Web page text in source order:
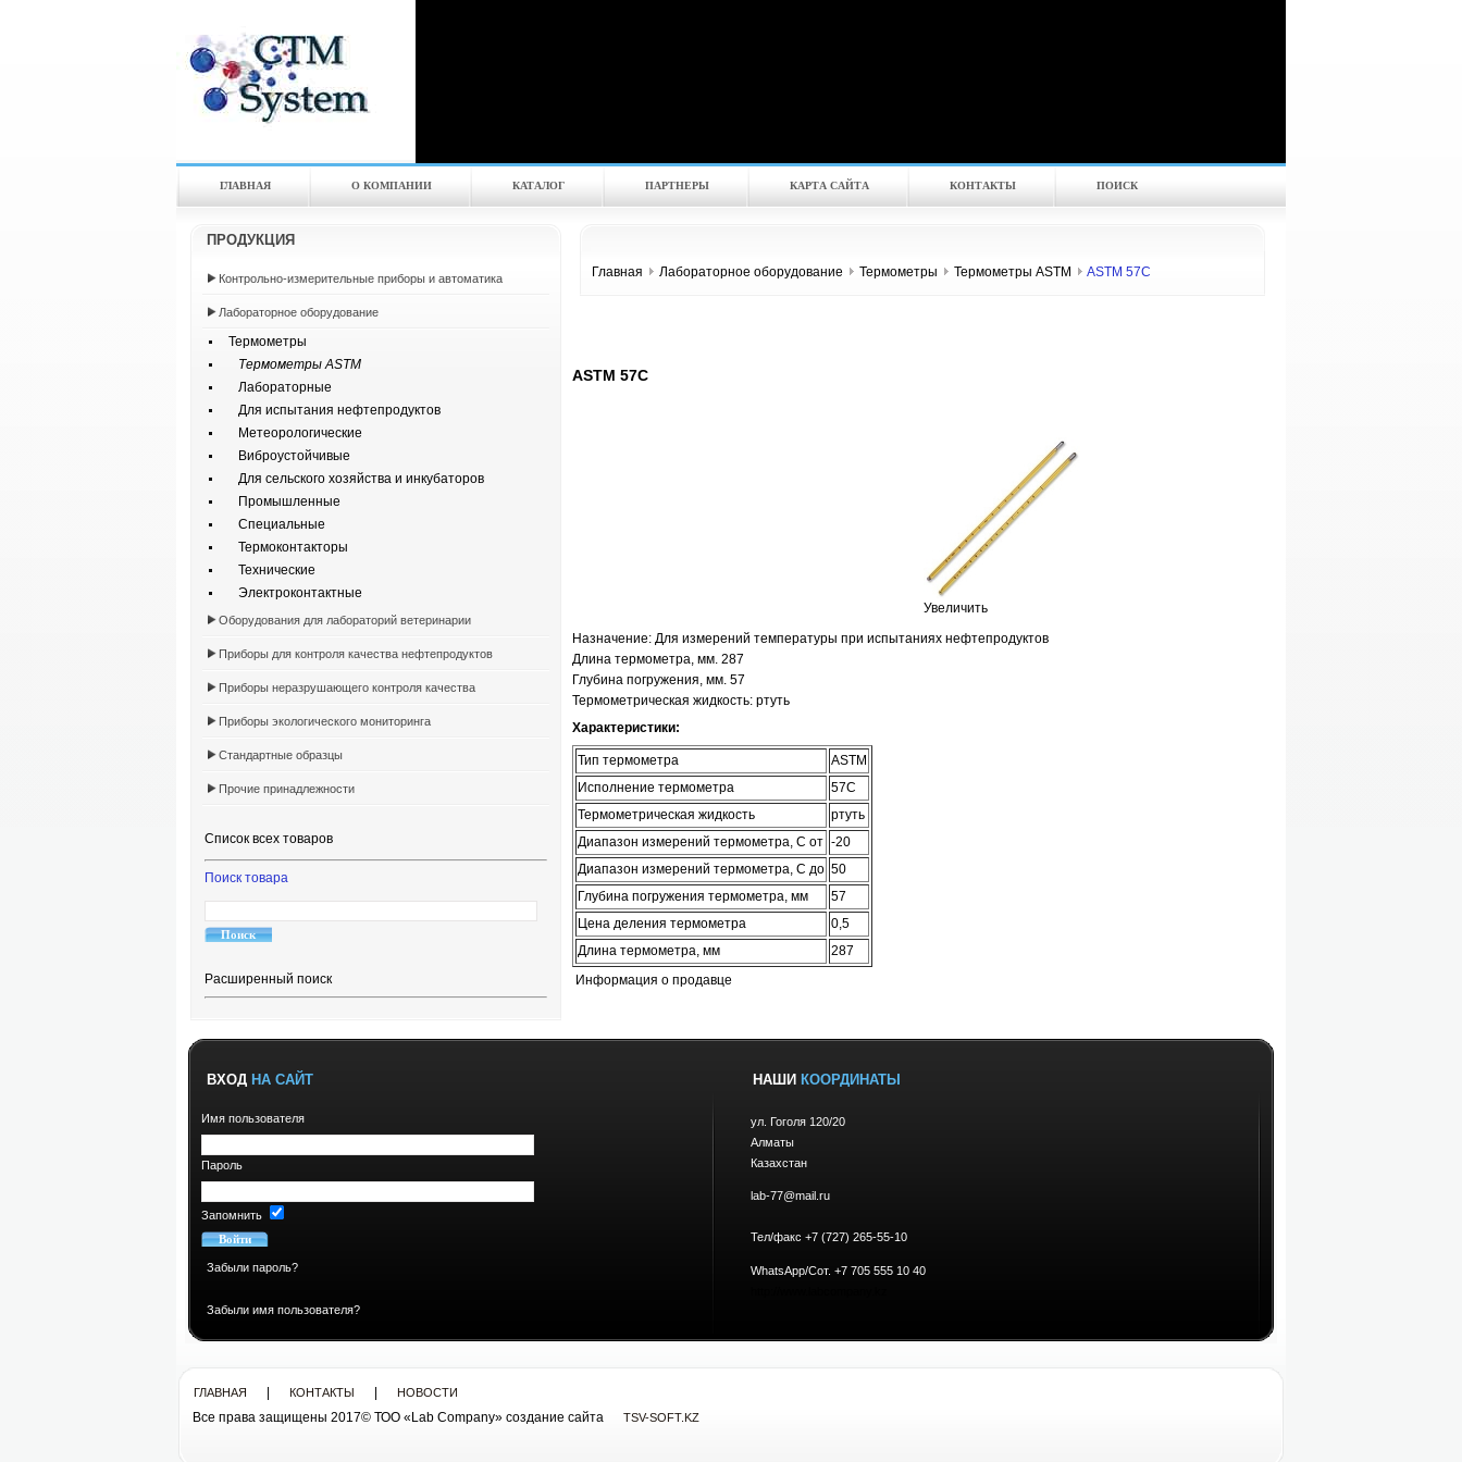
ГЛАВНАЯ О КОМПАНИИ КАТАЛOГ ПАРТНЕРЫ КАРТА САЙТА КОНТАКТЫ ПОИСК
ПРОДУКЦИЯ
Контрольно-измерительные приборы и автоматика
Лабораторное оборудование
Термометры
Термометры ASTM
Лабораторные
Для испытания нефтепродуктов
Метеорологические
Виброустойчивые
Для сельского хозяйства и инкубаторов
Промышленные
Специальные
Термоконтакторы
Технические
Электроконтактные
Оборудования для лабораторий ветеринарии
Приборы для контроля качества нефтепродуктов
Приборы неразрушающего контроля качества
Приборы экологического мониторинга
Стандартные образцы
Прочие принадлежности
Список всех товаров
Поиск товара
Расширенный поиск
Главная Лабораторное оборудование Термометры Термометры ASTM ASTM 57C
ASTM 57C
Увеличить
Назначение: Для измерений температуры при испытаниях нефтепродуктов
Длина термометра, мм. 287
Глубина погружения, мм. 57
Термометрическая жидкость: ртуть
Характеристики:
Тип термометра
ASTM
Исполнение термометра
57C
Термометрическая жидкость
ртуть
Диапазон измерений термометра, С от -20
Диапазон измерений термометра, С до 50
Глубина погружения термометра, мм
57
Цена деления термометра
0,5
Длина термометра, мм
287
Информация о продавце
ВХОД НА САЙТ
Имя пользователя
Пароль
Запомнить
Забыли пароль?
Забыли имя пользователя?
НАШИ КООРДИНАТЫ
ул. Гоголя 120/20
Алматы
Казахстан
lab-77@mail.ru
Тел/факс +7 (727) 265-55-10
WhatsApp/Сот. +7 705 555 10 40
ГЛАВНАЯ КОНТАКТЫ НОВОСТИ
Все права защищены 2017© ТОО «Lab Company» cоздание сайта TSV-SOFT.KZ